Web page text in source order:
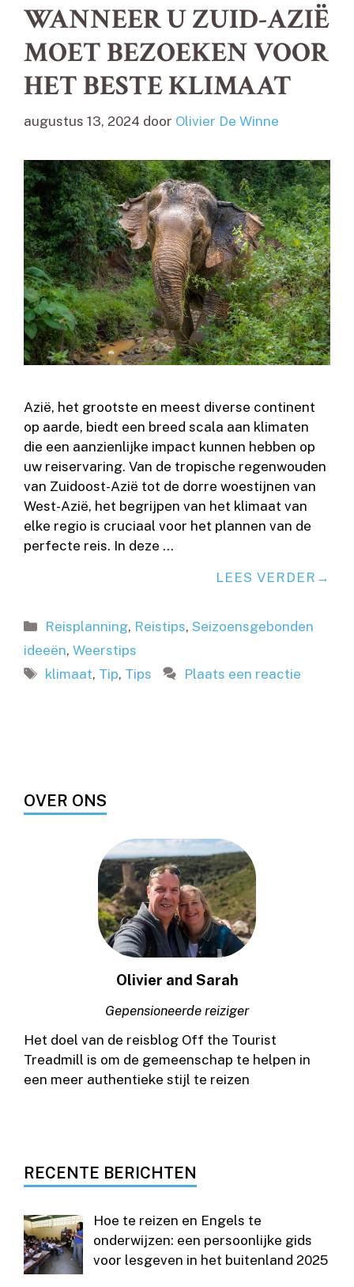
WANNEER U ZUID-AZIË
MOET BEZOEKEN VOOR
HET BESTE KLIMAAT
augustus 13, 2024 door Olivier De Winne
Azië, het grootste en meest diverse continent
op aarde, biedt een breed scala aan klimaten
die een aanzienlijke impact kunnen hebben op
uw reiservaring. Van de tropische regenwouden
van Zuidoost-Azië tot de dorre woestijnen van
West-Azië, het begrijpen van het klimaat van
elke regio is cruciaal voor het plannen van de
perfecte reis. In deze …
LEES VERDER
Categorieën
Reisplanning, Reistips,Seizoensgebonden
ideeën, Weerstips
Tags
klimaat, Tip, Tips Plaats een reactie
OVER ONS
Olivier and Sarah
Gepensioneerde reiziger
Het doel van de reisblog Off the Tourist
Treadmill is om de gemeenschap te helpen in
een meer authentieke stijl te reizen
RECENTE BERICHTEN
Hoe te reizen en Engels te
onderwijzen: een persoonlijke gids
voor lesgeven in het buitenland 2025